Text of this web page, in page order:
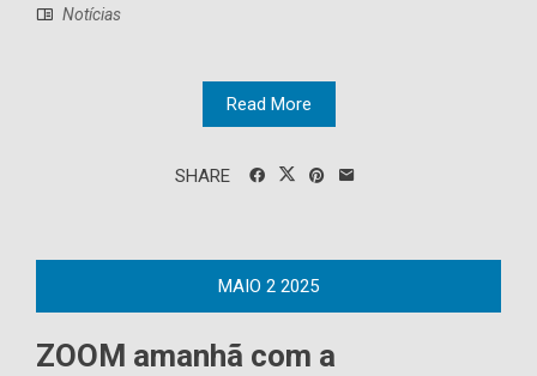
Notícias
Read More
SHARE
MAIO 2 2025
ZOOM amanhã com a